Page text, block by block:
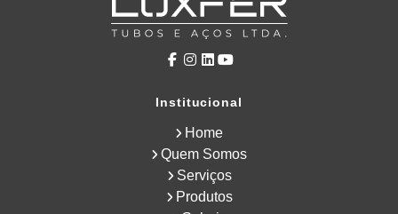
Institucional
Home
Quem Somos
Serviços
Produtos